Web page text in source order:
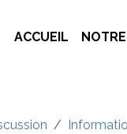
ACCUEIL